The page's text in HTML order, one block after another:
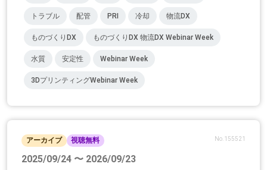
トラブル 配管 PRI 冷却 物流DX
ものづくりDX ものづくりDX 物流DX Webinar Week
水質 安定性 Webinar Week
3DプリンティングWebinar Week
アーカイブ 視聴無料 No.155521
2025/09/24 〜 2026/09/23